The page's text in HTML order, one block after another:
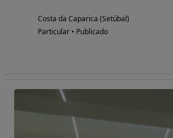
Costa da Caparica (Setúbal)
Particular • Publicado